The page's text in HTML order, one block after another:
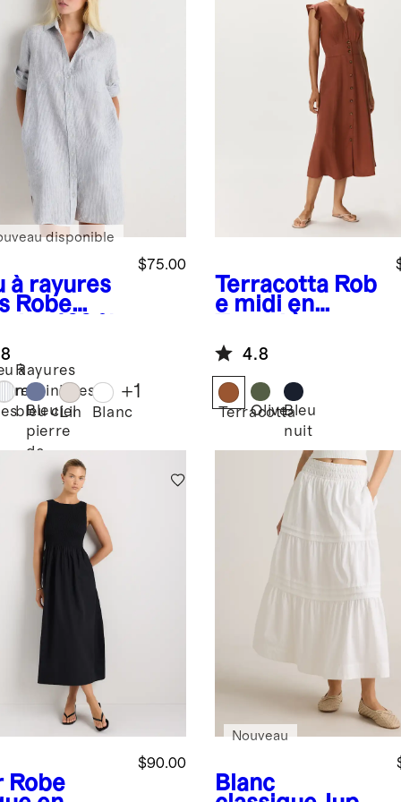
à rayures
Robe
$75.00
disponible
à
Rayures
marinières
bleu ciel
Bleu
pierre
de
lune
Lin Blanc
+1
Terracotta Rob
e midi en
boutons et à
délavage
vintage
4.8
Terracotta
OliveBleu
nuit
Robe
$90.00
Blanc
Nouveau